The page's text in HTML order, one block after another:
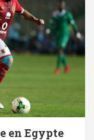
en Egypte